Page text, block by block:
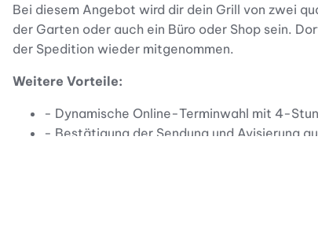
Bei diesem Angebot wird dir dein Grill von zwei
der Garten oder auch ein Büro oder Shop sein.
der Spedition wieder mitgenommen.
Weitere Vorteile:
- Dynamische Online-Terminwahl mit 4-
- Bestätigung der Sendung und Avisierung